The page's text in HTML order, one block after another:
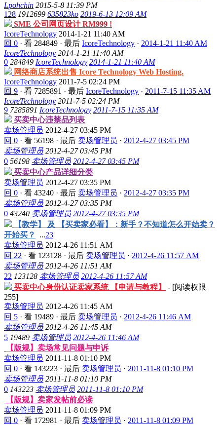
Lpohchin 2015-5-8 11:39 PM
128 1912699 635823ko 2019-6-13 12:09 AM
SME 公司网页设计 RM999 !
IcoreTechnology 2014-1-21 11:40 AM
回 0 · 看 284849 · 最后 IcoreTechnology · 2014-1-21 11:40 AM
IcoreTechnology 2014-1-21 11:40 AM
0 284849 IcoreTechnology 2014-1-21 11:40 AM
网络商店系统出售 Icore Technology Web Hosting.
IcoreTechnology 2011-7-5 02:24 PM
回 9 · 看 7285891 · 最后 IcoreTechnology · 2011-7-15 11:35 AM
IcoreTechnology 2011-7-5 02:24 PM
9 7285891 IcoreTechnology 2011-7-15 11:35 AM
买卖中心违禁品列表
卖场管理员 2012-4-27 03:45 PM
回 0 · 看 56198 · 最后 卖场管理员 · 2012-4-27 03:45 PM
卖场管理员 2012-4-27 03:45 PM
0 56198 卖场管理员 2012-4-27 03:45 PM
买卖中心产品详细分类
卖场管理员 2012-4-27 03:35 PM
回 0 · 看 43240 · 最后 卖场管理员 · 2012-4-27 03:35 PM
卖场管理员 2012-4-27 03:35 PM
0 43240 卖场管理员 2012-4-27 03:35 PM
【教学】 及 【买卖家必看】：新手？不知道怎么开始卖？
开始买？
...23
卖场管理员 2012-4-26 11:51 AM
回 22 · 看 123128 · 最后 卖场管理员 · 2012-4-26 11:57 AM
卖场管理员 2012-4-26 11:51 AM
22 123128 卖场管理员 2012-4-26 11:57 AM
买卖中心身份认证卖家系统 【申请与教程】
- [阅读权限
255]
卖场管理员 2012-4-26 11:45 AM
回 5 · 看 19489 · 最后 卖场管理员 · 2012-4-26 11:46 AM
卖场管理员 2012-4-26 11:45 AM
5 19489 卖场管理员 2012-4-26 11:46 AM
【版规】卖场常见问题与申诉
卖场管理员 2011-11-8 01:10 PM
回 0 · 看 143223 · 最后 卖场管理员 · 2011-11-8 01:10 PM
卖场管理员 2011-11-8 01:10 PM
0 143223 卖场管理员 2011-11-8 01:10 PM
【版规】卖家发帖前必读
卖场管理员 2011-11-8 01:09 PM
回 0 · 看 172981 · 最后 卖场管理员 · 2011-11-8 01:09 PM